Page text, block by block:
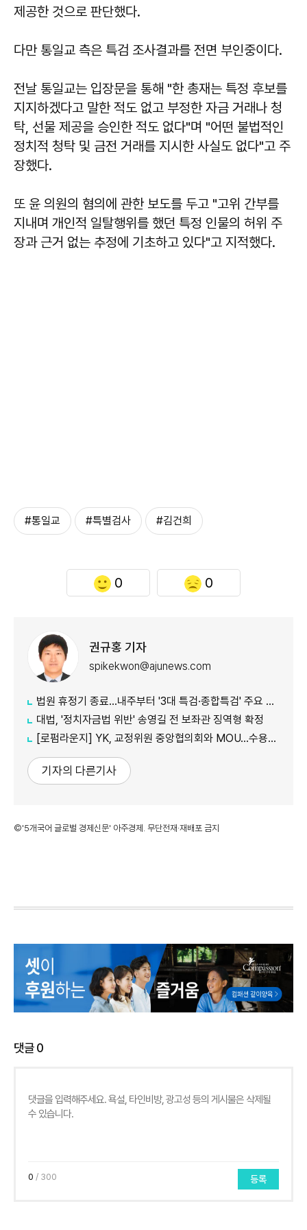
제공한 것으로 판단했다.
다만 통일교 측은 특검 조사결과를 전면 부인중이다.
전날 통일교는 입장문을 통해 "한 총재는 특정 후보를
지지하겠다고 말한 적도 없고 부정한 자금 거래나 청
탁, 선물 제공을 승인한 적도 없다"며 "어떤 불법적인
정치적 청탁 및 금전 거래를 지시한 사실도 없다"고 주
장했다.
또 윤 의원의 혐의에 관한 보도를 두고 "고위 간부를
지내며 개인적 일탈행위를 했던 특정 인물의 허위 주
장과 근거 없는 추정에 기초하고 있다"고 지적했다.
#통일교 #특별검사 #김건희
0 0
권규홍 기자
spikekwon@ajunews.com
법원 휴정기 종료...내주부터 '3대 특검·종합특검' 주요 재판 속도
대법, '정치자금법 위반' 송영길 전 보좌관 징역형 확정
[로펌라운지] YK, 교정위원 중앙협의회와 MOU…수용자 교화·법률지원 협력
기자의 다른기사
©'5개국어 글로벌 경제신문' 아주경제. 무단전재·재배포 금지
댓글0
0 / 300 등록